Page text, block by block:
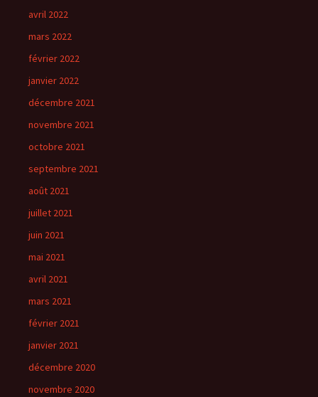
avril 2022
mars 2022
février 2022
janvier 2022
décembre 2021
novembre 2021
octobre 2021
septembre 2021
août 2021
juillet 2021
juin 2021
mai 2021
avril 2021
mars 2021
février 2021
janvier 2021
décembre 2020
novembre 2020